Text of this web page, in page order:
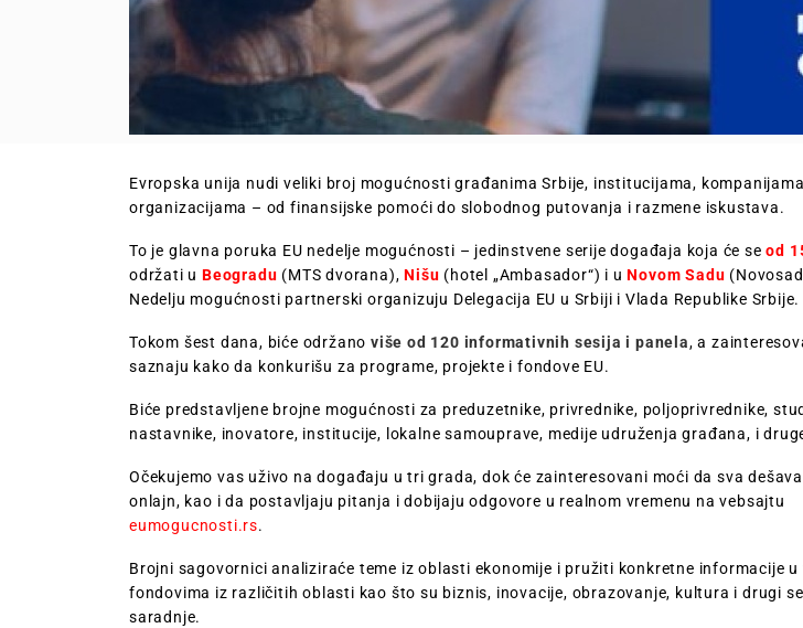
Evropska unija nudi veliki broj mogućnosti građanima Srbije, institucijama,
organizacijama – od finansijske pomoći do slobodnog putovanja i razmene iskustava.
To je glavna poruka EU nedelje mogućnosti – jedinstvene serije događaja koja će seod
održati u Beogradu (MTS dvorana),Nišu (hotel „Ambasador“) i uNovom Sadu
Nedelju mogućnosti partnerski organizuju Delegacija EU u Srbiji i Vlada Republike Srbije.
Tokom šest dana, biće održano više od 120 informativnih sesija i panela, a
saznaju kako da konkurišu za programe, projekte i fondove EU.
Biće predstavljene brojne mogućnosti za preduzetnike, privrednike, poljoprivrednike,
nastavnike, inovatore, institucije, lokalne samouprave, medije udruženja građana, i
Očekujemo vas uživo na događaju u tri grada, dok će zainteresovani moći da sva
onlajn, kao i da postavljaju pitanja i dobijaju odgovore u realnom vremenu na vebsajtu
eumogucnosti.rs.
Brojni sagovornici analiziraće teme iz oblasti ekonomije i pružiti konkretne informacije u
fondovima iz različitih oblasti kao što su biznis, inovacije, obrazovanje, kultura i drugi
saradnje.